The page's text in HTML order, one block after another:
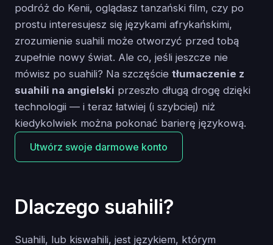
podróż do Kenii, oglądasz tanzański film, czy po
prostu interesujesz się językami afrykańskimi,
zrozumienie suahili może otworzyć przed tobą
zupełnie nowy świat. Ale co, jeśli jeszcze nie
mówisz po suahili? Na szczęście tłumaczenie z
suahili na angielski przeszło długą drogę dzięki
technologii — i teraz łatwiej (i szybciej) niż
kiedykolwiek można pokonać barierę językową.
Utwórz swoje darmowe konto
Dlaczego suahili?
Suahili, lub kiswahili, jest językiem, którym